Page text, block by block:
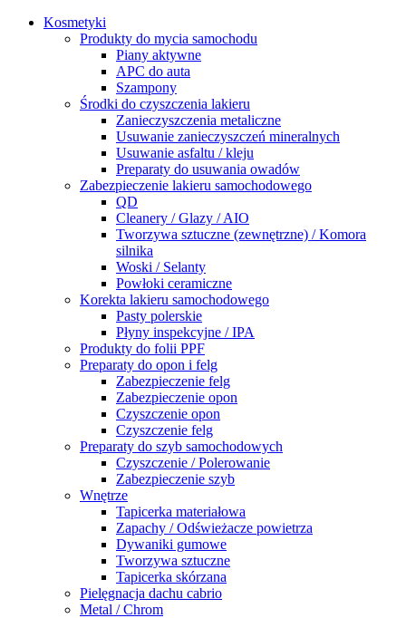
Kosmetyki
Produkty do mycia samochodu
Piany aktywne
APC do auta
Szampony
Środki do czyszczenia lakieru
Zanieczyszczenia metaliczne
Usuwanie zanieczyszczeń mineralnych
Usuwanie asfaltu / kleju
Preparaty do usuwania owadów
Zabezpieczenie lakieru samochodowego
QD
Cleanery / Glazy / AIO
Tworzywa sztuczne (zewnętrzne) / Komora
silnika
Woski / Selanty
Powłoki ceramiczne
Korekta lakieru samochodowego
Pasty polerskie
Płyny inspekcyjne / IPA
Produkty do folii PPF
Preparaty do opon i felg
Zabezpieczenie felg
Zabezpieczenie opon
Czyszczenie opon
Czyszczenie felg
Preparaty do szyb samochodowych
Czyszczenie / Polerowanie
Zabezpieczenie szyb
Wnętrze
Tapicerka materiałowa
Zapachy / Odświeżacze powietrza
Dywaniki gumowe
Tworzywa sztuczne
Tapicerka skórzana
Pielęgnacja dachu cabrio
Metal / Chrom